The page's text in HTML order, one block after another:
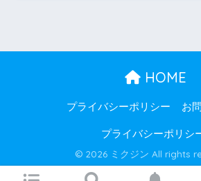
HOME
プライバシーポリシー お
プライバシーポリシ
© 2026 ミクジン All rights